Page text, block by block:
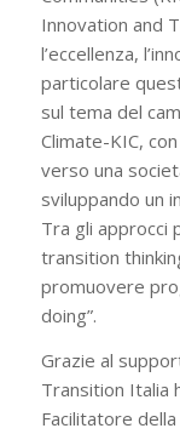
Innovation and
l’eccellenza,
particolare
sul tema del
Climate-KIC,
verso una
sviluppando un
Tra gli approcci
transition
promuovere
doing”.
Grazie al
Transition Italia
Facilitatore